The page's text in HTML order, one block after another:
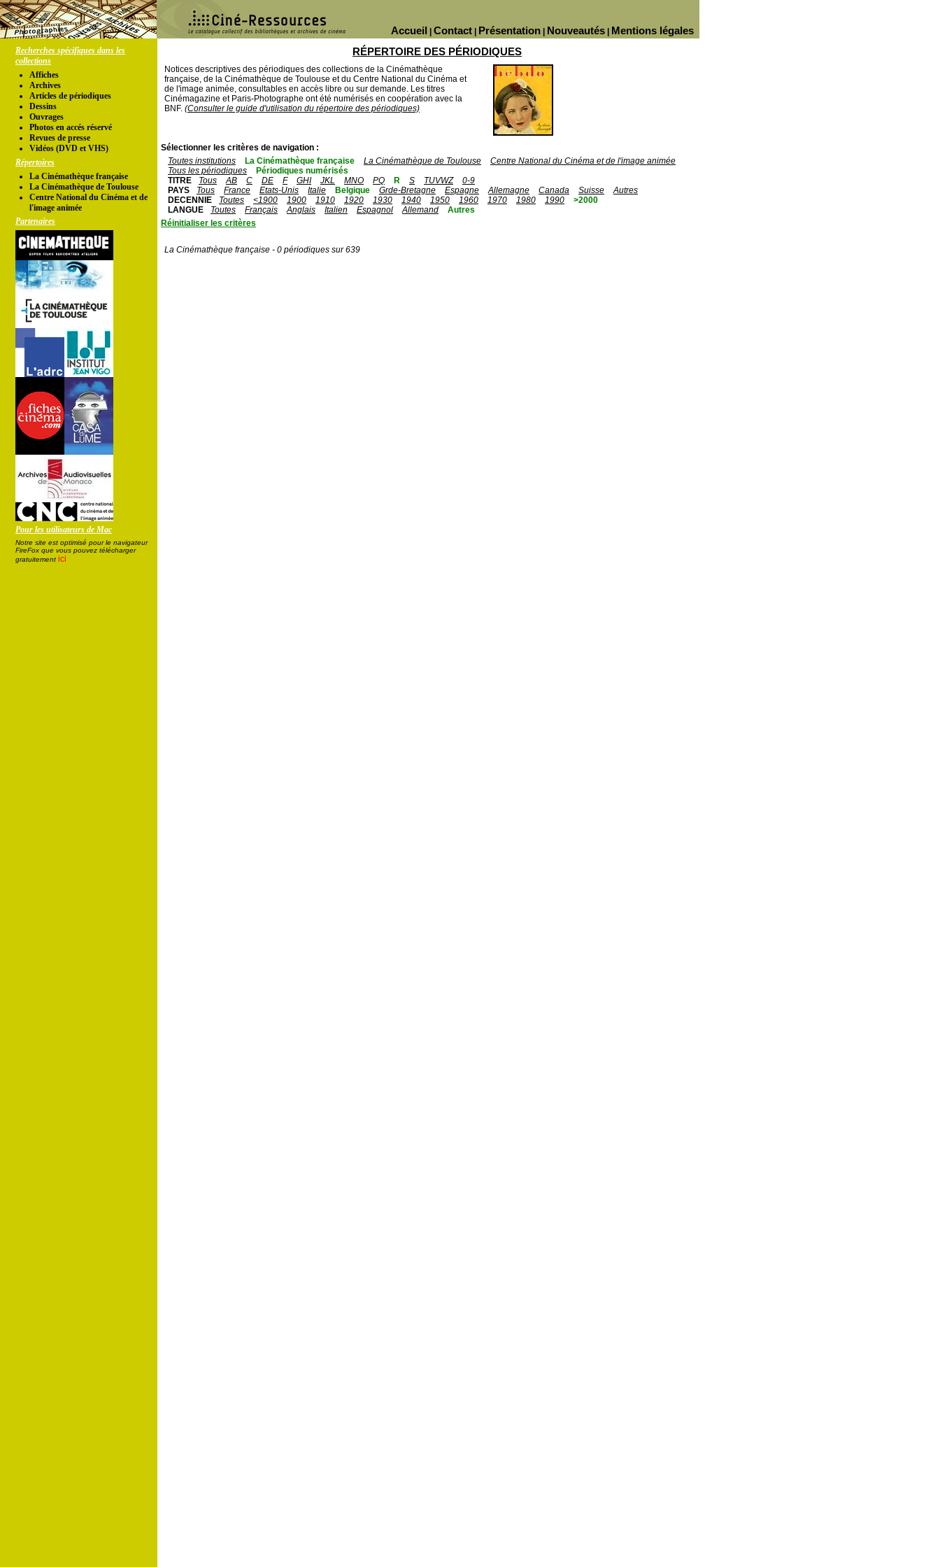
Mentions légales
Nouveautés
Présentation
Contact
Accueil
Recherches spécifiques dans les
collections
Affiches
Archives
Articles de périodiques
Dessins
Ouvrages
Photos en accés réservé
Revues de presse
Vidéos (DVD et VHS)
Répertoires
La Cinémathèque française
La Cinémathèque de Toulouse
Centre National du Cinéma et de
l'image animée
Partenaires
Pour les utilisateurs de Mac
Notre site est optimisé pour le navigateur
FireFox que vous pouvez télécharger
gratuitement ici
RÉPERTOIRE DES PÉRIODIQUES
Notices descriptives des périodiques des collections de la Cinémathèque
française, de la Cinémathèque de Toulouse et du Centre National du Cinéma et
de l'image animée, consultables en accès libre ou sur demande. Les titres
Cinémagazine et Paris-Photographe ont été numérisés en coopération avec la
BNF. (Consulter le guide d'utilisation du répertoire des périodiques)
Sélectionner les critères de navigation :
Toutes institutions
La Cinémathèque française La Cinémathèque de Toulouse
Centre National du Cinéma et de l'image animée
Tous les périodiques
Périodiques numérisés
TITRE
Tous AB C DE F GHI JKL MNO PQ R S TUVWZ
0-9
PAYS
Tous France Etats-Unis Italie Belgique Grde-Bretagne Espagne Allemagne Canada Suisse
Autres
DECENNIE
Toutes <1900 1900 1910 1920 1930 1940 1950 1960 1970 1980 1990
>2000
LANGUE
Toutes Français Anglais Italien Espagnol Allemand
Autres
Réinitialiser les critères
La Cinémathèque française - 0 périodiques sur 639